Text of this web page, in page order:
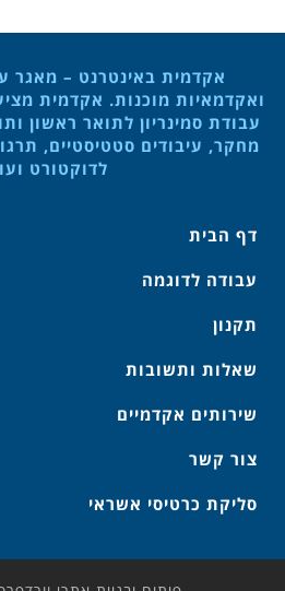
אקדמית באינטרנט – מאגר
ואקדמאיות מוכנות. אקדמית
עבודת סמינריון לתואר ראשון
מחקר, עיבודים סטטיסטיים,
לדוקטורט
דף הבית
עבודה לדוגמה
תקנון
שאלות ותשובות
שירותים אקדמיים
צור קשר
סליקת כרטיסי אשראי